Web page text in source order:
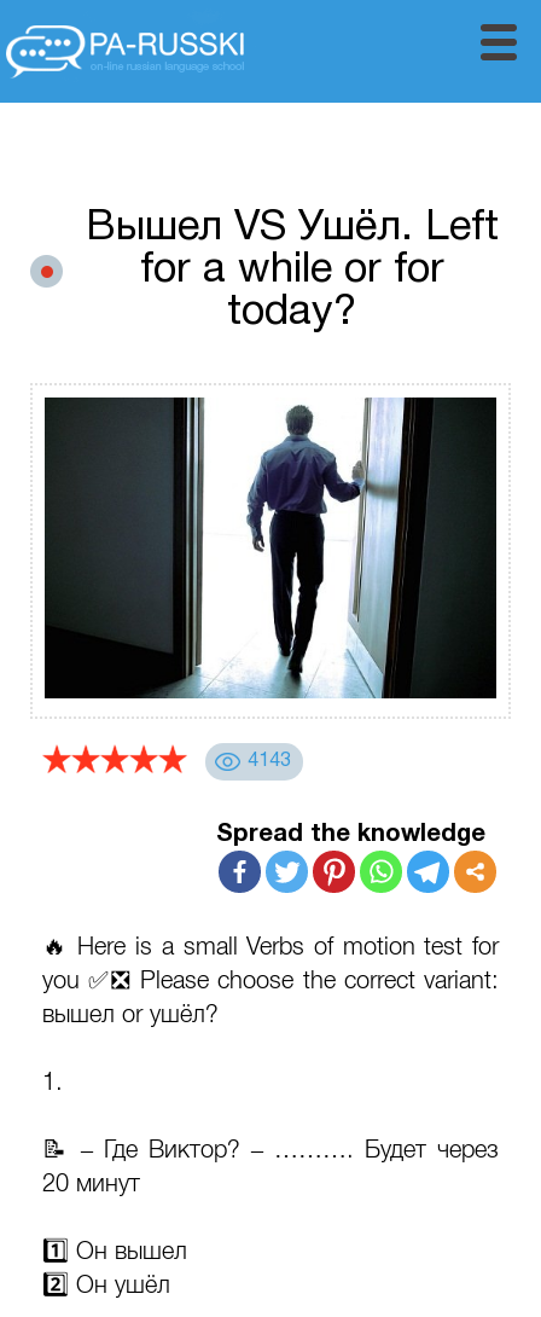
practice area
Вышел VS Ушёл. Left
for a while or for
today?
4143
Spread the knowledge
🔥 Here is a small Verbs of motion test for
you ✅❎ Please choose the correct variant:
вышел or ушёл?
1.
📝 – Где Виктор? – ………. Будет через
20 минут
1️⃣ Он вышел
2️⃣ Он ушёл